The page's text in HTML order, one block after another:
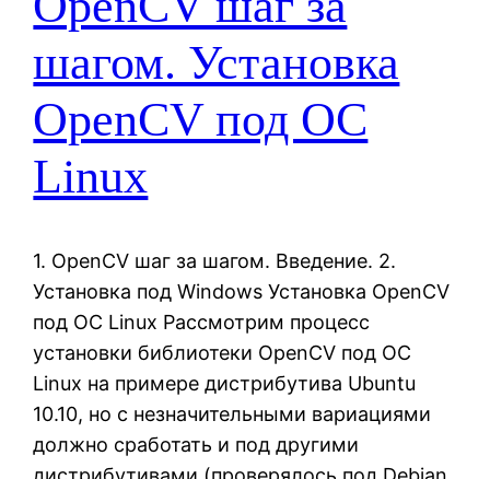
шагом. Установка
OpenCV под OC
Linux
1. OpenCV шаг за шагом. Введение. 2.
Установка под Windows Установка OpenCV
под OC Linux Рассмотрим процесс
установки библиотеки OpenCV под ОС
Linux на примере дистрибутива Ubuntu
10.10, но с незначительными вариациями
должно сработать и под другими